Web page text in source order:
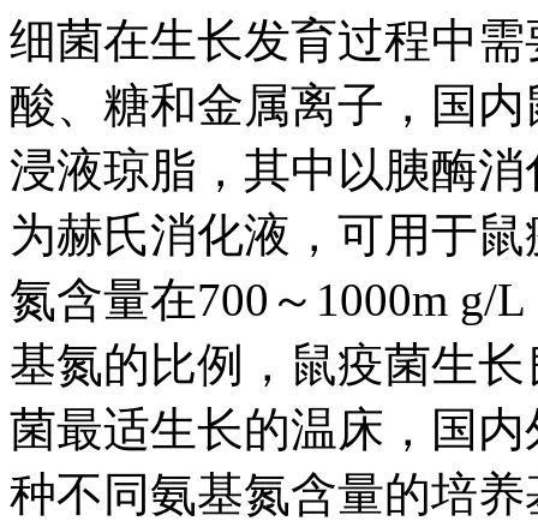
细菌在生长发育过程中
酸、糖和金属离子，国
浸液琼脂，其中以胰酶
为赫氏消化液，可用于
氮含量在700～1000m g/
基氮的比例，鼠疫菌生
菌最适生长的温床，国
种不同氨基氮含量的培